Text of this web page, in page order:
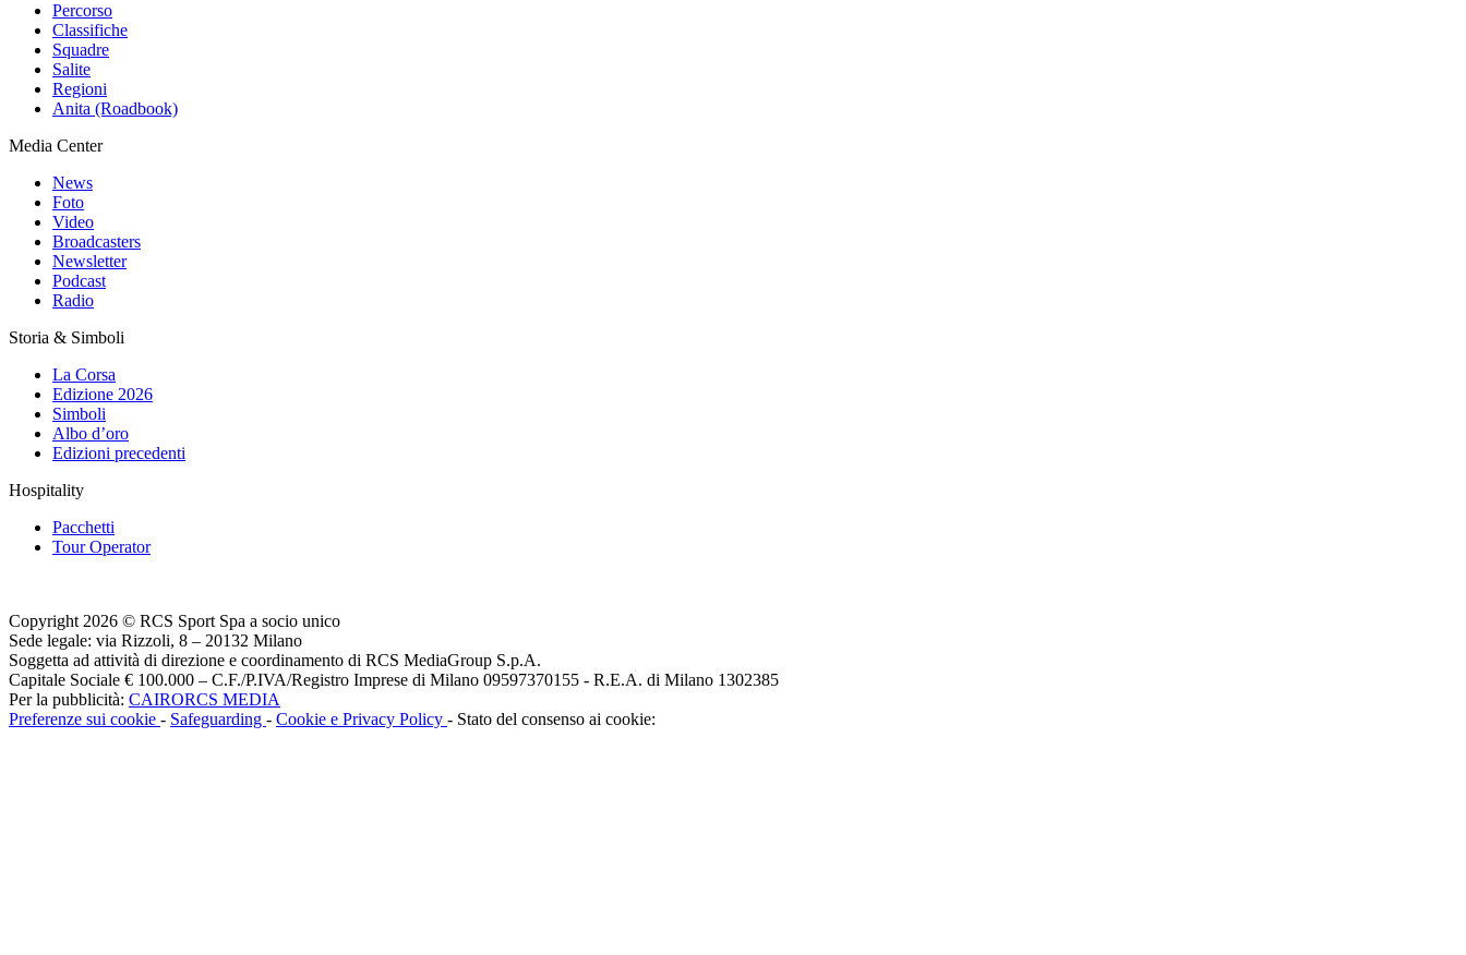
Percorso
Classifiche
Squadre
Salite
Regioni
Anita (Roadbook)
Media Center
News
Foto
Video
Broadcasters
Newsletter
Podcast
Radio
Storia & Simboli
La Corsa
Edizione 2026
Simboli
Albo d’oro
Edizioni precedenti
Hospitality
Pacchetti
Tour Operator
Copyright 2026 © RCS Sport Spa a socio unico
Sede legale: via Rizzoli, 8 – 20132 Milano
Soggetta ad attività di direzione e coordinamento di RCS MediaGroup S.p.A.
Capitale Sociale € 100.000 – C.F./P.IVA/Registro Imprese di Milano 09597370155 - R.E.A. di Milano 1302385
Per la pubblicità: CAIRORCS MEDIA
Preferenze sui cookie - Safeguarding - Cookie e Privacy Policy - Stato del consenso ai cookie: